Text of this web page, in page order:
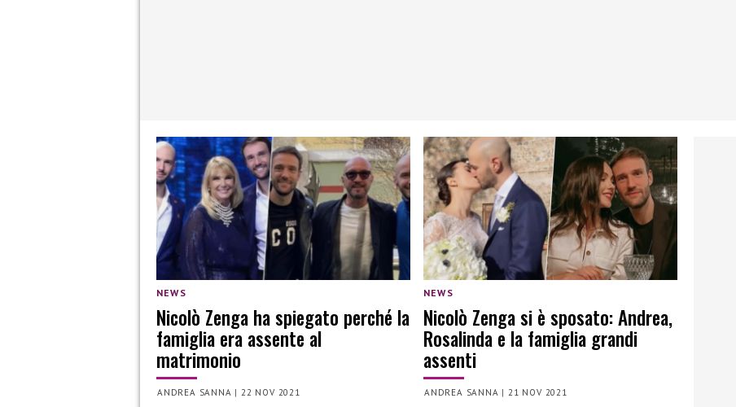
NEWS
Nicolò Zenga ha spiegato perché la
famiglia era assente al
matrimonio
ANDREA SANNA |22 NOV 2021
NEWS
Nicolò Zenga si è sposato: Andrea,
Rosalinda e la famiglia grandi
assenti
ANDREA SANNA |21 NOV 2021